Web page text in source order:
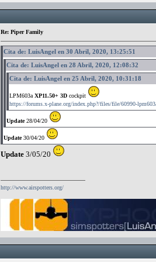
Re: Piper Family
Cita de: LuisAngel en 30 Abril, 2020, 13:25:51
Cita de: LuisAngel en 28 Abril, 2020, 12:08:32
Cita de: LuisAngel en 25 Abril, 2020, 10:31:18
LPM603a XP11.50+ 3D cockpit
https://forums.x-plane.org/index.php?/files/file/60990-
Update28/04/20
Update30/04/20
Update 3/05/20
http://www.airspotters.org/